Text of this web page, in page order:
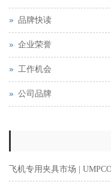
品牌快读
企业荣誉
工作机会
公司品牌
飞机专用夹具市场 |